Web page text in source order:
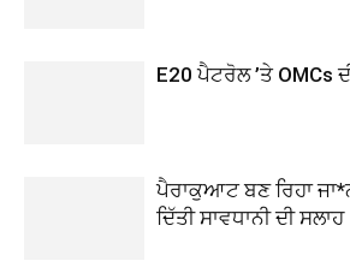
E20 ਪੈਟਰੋਲ ’ਤੇ OMCs
ਪੈਰਾਕੁਆਟ ਬਣ ਰਿਹਾ
ਦਿੱਤੀ ਸਾਵਧਾਨੀ ਦੀ ਸਲਾਹ